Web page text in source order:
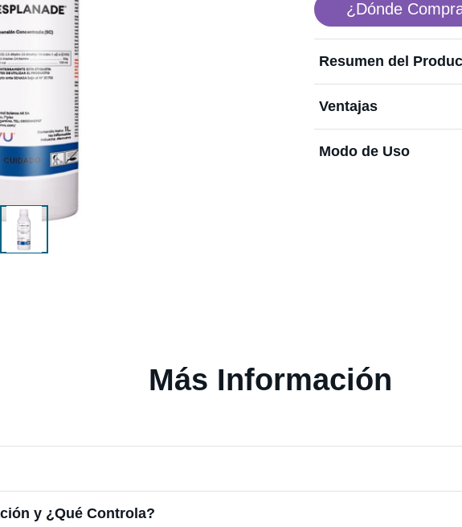
¿Dónde
Resumen del
Ventajas
Modo de Uso
Más Información
y ¿Qué Controla?